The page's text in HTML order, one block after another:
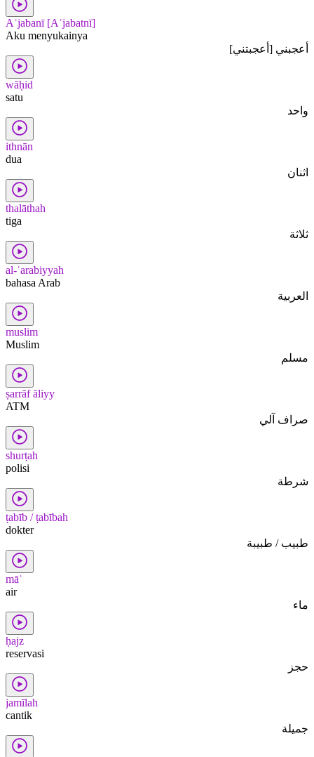
Aʿjabanī [Aʿjabatnī]
Aku menyukainya
أعجبني [أعجبتني]
wāḥid
satu
واحد
ithnān
dua
اثنان
thalāthah
tiga
ثلاثة
al-ʿarabiyyah
bahasa Arab
العربية
muslim
Muslim
مسلم
ṣarrāf āliyy
ATM
صراف آلي
shurṭah
polisi
شرطة
ṭabīb / ṭabībah
dokter
طبيب / طبيبة
māʾ
air
ماء
ḥajz
reservasi
حجز
jamīlah
cantik
جميلة